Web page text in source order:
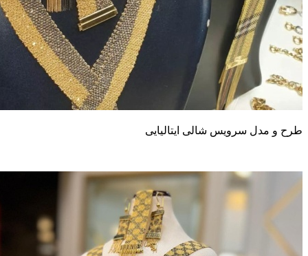
و مدل سرویس شالی ایتالیایی